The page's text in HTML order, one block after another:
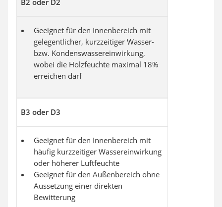
B2 oder D2
Geeignet für den Innenbereich mit
gelegentlicher, kurzzeitiger Wasser-
bzw. Kondenswassereinwirkung,
wobei die Holzfeuchte maximal 18%
erreichen darf
B3 oder D3
Geeignet für den Innenbereich mit
häufig kurzzeitiger Wassereinwirkung
oder höherer Luftfeuchte
Geeignet für den Außenbereich ohne
Aussetzung einer direkten
Bewitterung